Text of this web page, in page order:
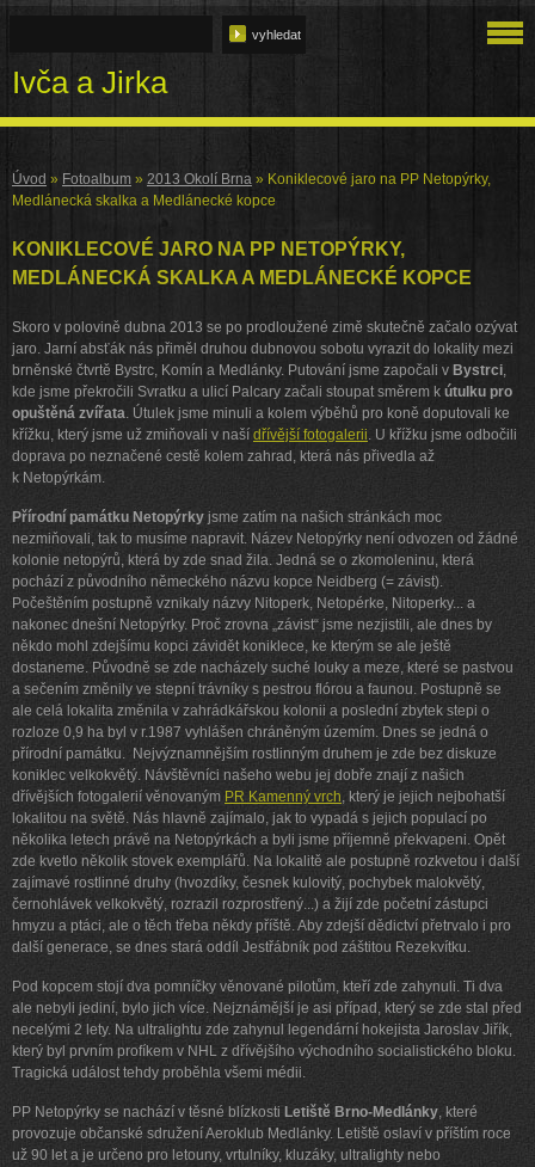
Ivča a Jirka
Úvod » Fotoalbum » 2013 Okolí Brna » Koniklecové jaro na PP Netopýrky,
Medlánecká skalka a Medlánecké kopce
KONIKLECOVÉ JARO NA PP NETOPÝRKY,
MEDLÁNECKÁ SKALKA A MEDLÁNECKÉ KOPCE
Skoro v polovině dubna 2013 se po prodloužené zimě skutečně začalo ozývat
jaro. Jarní absťák nás přiměl druhou dubnovou sobotu vyrazit do lokality mezi
brněnské čtvrtě Bystrc, Komín a Medlánky. Putování jsme započali v Bystrci,
kde jsme překročili Svratku a ulicí Palcary začali stoupat směrem k útulku pro
opuštěná zvířata. Útulek jsme minuli a kolem výběhů pro koně doputovali ke
křížku, který jsme už zmiňovali v naší dřívější fotogalerii. U křížku jsme odbočili
doprava po neznačené cestě kolem zahrad, která nás přivedla až
k Netopýrkám.
Přírodní památku Netopýrky jsme zatím na našich stránkách moc
nezmiňovali, tak to musíme napravit. Název Netopýrky není odvozen od žádné
kolonie netopýrů, která by zde snad žila. Jedná se o zkomoleninu, která
pochází z původního německého názvu kopce Neidberg (= závist).
Počeštěním postupně vznikaly názvy Nitoperk, Netopérke, Nitoperky... a
nakonec dnešní Netopýrky. Proč zrovna „závist“ jsme nezjistili, ale dnes by
někdo mohl zdejšímu kopci závidět koniklece, ke kterým se ale ještě
dostaneme. Původně se zde nacházely suché louky a meze, které se pastvou
a sečením změnily ve stepní trávníky s pestrou flórou a faunou. Postupně se
ale celá lokalita změnila v zahrádkářskou kolonii a poslední zbytek stepi o
rozloze 0,9 ha byl v r.1987 vyhlášen chráněným územím. Dnes se jedná o
přírodní památku. Nejvýznamnějším rostlinným druhem je zde bez diskuze
koniklec velkokvětý. Návštěvníci našeho webu jej dobře znají z našich
dřívějších fotogalerií věnovaným PR Kamenný vrch, který je jejich nejbohatší
lokalitou na světě. Nás hlavně zajímalo, jak to vypadá s jejich populací po
několika letech právě na Netopýrkách a byli jsme příjemně překvapeni. Opět
zde kvetlo několik stovek exemplářů. Na lokalitě ale postupně rozkvetou i další
zajímavé rostlinné druhy (hvozdíky, česnek kulovitý, pochybek malokvětý,
černohlávek velkokvětý, rozrazil rozprostřený...) a žijí zde početní zástupci
hmyzu a ptáci, ale o těch třeba někdy příště. Aby zdejší dědictví přetrvalo i pro
další generace, se dnes stará oddíl Jestřábník pod záštitou Rezekvítku.
Pod kopcem stojí dva pomníčky věnované pilotům, kteří zde zahynuli. Ti dva
ale nebyli jediní, bylo jich více. Nejznámější je asi případ, který se zde stal před
necelými 2 lety. Na ultralightu zde zahynul legendární hokejista Jaroslav Jiřík,
který byl prvním profíkem v NHL z dřívějšího východního socialistického bloku.
Tragická událost tehdy proběhla všemi médii.
PP Netopýrky se nachází v těsné blízkosti Letiště Brno-Medlánky, které
provozuje občanské sdružení Aeroklub Medlánky. Letiště oslaví v příštím roce
už 90 let a je určeno pro letouny, vrtulníky, kluzáky, ultralighty nebo